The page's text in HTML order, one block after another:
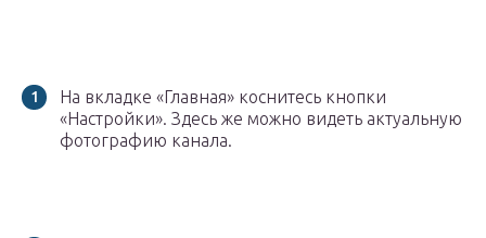
На вкладке «Главная» коснитесь кнопки
«Настройки». Здесь же можно видеть актуальную
фотографию канала.